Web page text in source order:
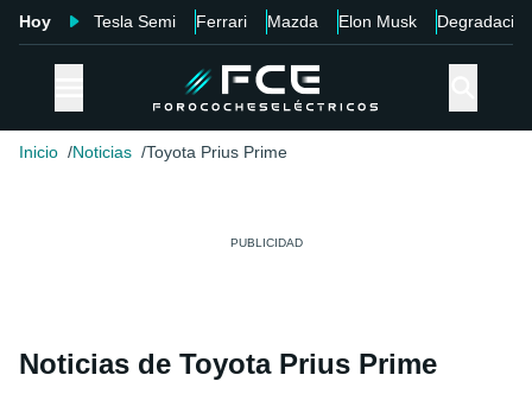
Hoy Tesla Semi Ferrari Mazda Elon Musk Degradación
Inicio Noticias Toyota Prius Prime
Noticias de Toyota Prius Prime